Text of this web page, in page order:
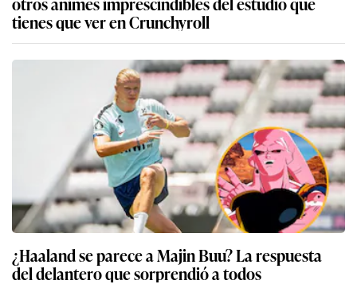
tienes que ver en Crunchyroll
¿Haaland se parece a Majin Buu? La respuesta
del delantero que sorprendió a todos